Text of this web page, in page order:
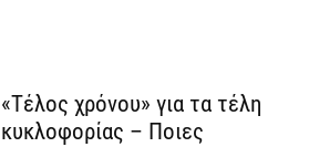
«Τέλος χρόνου» για τα τέλη
κυκλοφορίας – Ποιες